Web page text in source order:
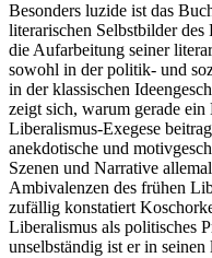
Besonders luzide ist das
literarischen Selbstbilder
die Aufarbeitung seiner
sowohl in der politik- und
in der klassischen
zeigt sich, warum gerade
Liberalismus-Exegese
anekdotische und
Szenen und Narrative
Ambivalenzen des frühen
zufällig konstatiert
Liberalismus als politisches
unselbständig ist er in